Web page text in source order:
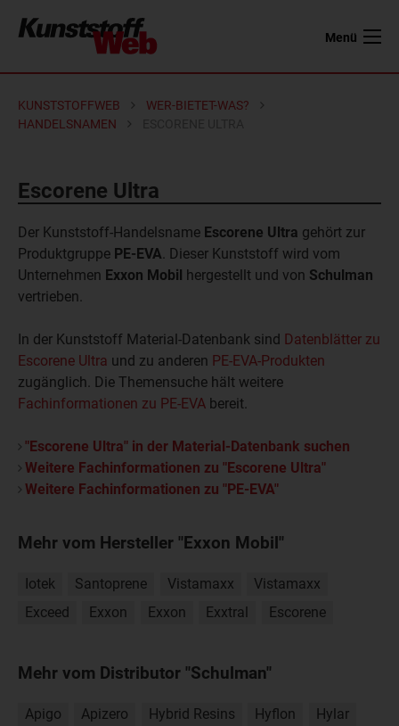
Menü
KUNSTSTOFFWEB
WER-BIETET-WAS?
HANDELSNAMEN
Escorene Ultra
Der Kunststoff-Handelsname Escorene Ultra gehört zur
Produktgruppe PE-EVA. Dieser Kunststoff wird vom
Unternehmen Exxon Mobil hergestellt und von Schulman
vertrieben.
In der Kunststoff Material-Datenbank sind Datenblätter zu
Escorene Ultra und zu anderen PE-EVA-Produkten
zugänglich. Die Themensuche hält weitere
Fachinformationen zu PE-EVA bereit.
"Escorene Ultra" in der Material-Datenbank suchen
Weitere Fachinformationen zu "Escorene Ultra"
Weitere Fachinformationen zu "PE-EVA"
Mehr vom Hersteller "Exxon Mobil"
Iotek Santoprene Vistamaxx
Vistamaxx
Exceed
Exxon Exxon Exxtral Escorene
Mehr vom Distributor "Schulman"
Apigo Apizero Hybrid Resins Hyflon
Hylar